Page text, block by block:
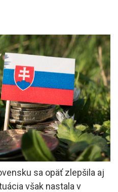
sa opäť zlepšila aj
však nastala v